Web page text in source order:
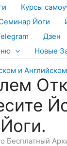
Курсы
Йоги
Дзен
Новые
Бесплатный